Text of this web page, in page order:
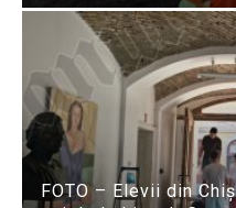
FOTO – Elevii din